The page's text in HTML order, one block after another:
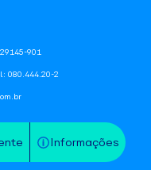
Informações
901
080.444.20-2